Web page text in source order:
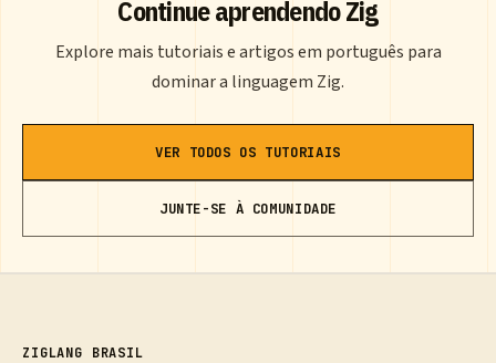
Continue aprendendo Zig
Explore mais tutoriais e artigos em português para
dominar a linguagem Zig.
VER TODOS OS TUTORIAIS
JUNTE-SE À COMUNIDADE
ZIGLANG BRASIL